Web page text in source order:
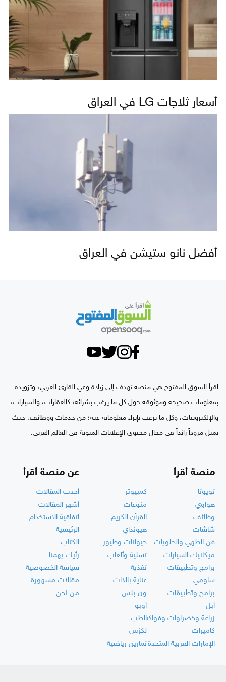
أسعار ثلاجات LG في العراق
أفضل نانو ستيشن في العراق
اقرأ السوق المفتوح هي منصة تهدف إلى زيادة وعي القارئ العربي، وتزويده
بمعلومات صحيحة وموثوقة حول كل ما يرغب بشرائه؛ كالعقارات، والسيارات،
والإلكترونيات، وكل ما يرغب بإثراء معلوماته عنه؛ من خدمات ووظائف، حيث
يمثل مزوداً رائداً في مجال محتوى الإعلانات المبوبة في العالم العربي.
منصة أقرأ
تويوتا
كمبيوتر
هواوي
منوعات
وظائف
القرآن الكريم
شاشات
هيونداي
فن الطهي والحلويات
حيوانات وطيور
ميكانيك السيارات
تسلية وألعاب
برامج وتطبيقات
تغذية
شاومي
عناية بالذات
برامج وتطبيقات
ون بلس
أبل
أوبو
زراعة وخضراوات وفواكهالطب
كاميرات
لكزس
الإمارات العربية المتحدةتمارين رياضية
عن منصة أقرأ
أحدث المقالات
أشهر المقالات
اتفاقية الاستخدام
الرئيسية
الكتاب
رأيك يهمنا
سياسة الخصوصية
مقالات مشهورة
من نحن